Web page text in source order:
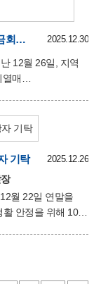
로 지역의 소망과
마음을 전했다.
누는 활기찬
씨-채널 안경원, 사랑의열매 사회복지공동모금회에 성금 200만원 기탁 2025.12.30
12월 26일, 지역
후원과
부 행보는
이성천
힘이 되는 것이
지역을 지탱하는
기탁 2025.12.26
월 22일 연말을
안정을 위해 10만